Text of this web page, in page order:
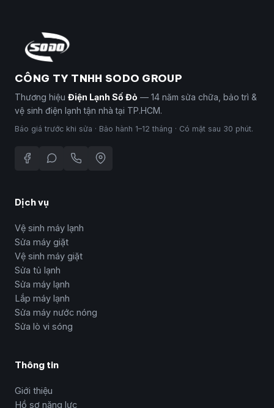
CÔNG TY TNHH SODO GROUP
Thương hiệu Điện Lạnh Số Đỏ — 14 năm sửa chữa, bảo trì &
vệ sinh điện lạnh tận nhà tại TP.HCM.
Báo giá trước khi sửa · Bảo hành 1–12 tháng · Có mặt sau 30 phút.
Dịch vụ
Vệ sinh máy lạnh
Sửa máy giặt
Vệ sinh máy giặt
Sửa tủ lạnh
Sửa máy lạnh
Lắp máy lạnh
Sửa máy nước nóng
Sửa lò vi sóng
Thông tin
Giới thiệu
Hồ sơ năng lực